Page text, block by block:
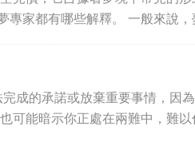
專家都有哪些解釋。 一般來說，
成的承諾或放棄重要事情，因
可能暗示你正處在兩難中，難以